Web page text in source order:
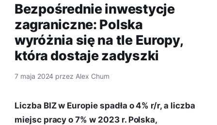
Bezpośrednie inwestycje
zagraniczne: Polska
wyróżnia się na tle Europy,
która dostaje zadyszki
7 maja 2024 przez Alex Chum
Liczba BIZ w Europie spadła o 4% r/r, a liczba
miejsc pracy o 7% w 2023 r. Polska,